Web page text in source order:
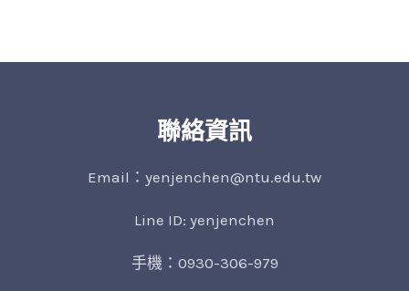
聯絡資訊
Email：yenjenchen@ntu.edu.tw
Line ID: yenjenchen
手機：0930-306-979